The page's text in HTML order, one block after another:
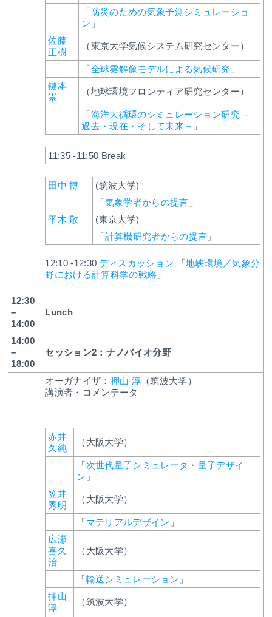
「防災のための気象予測シミュレーショ
ン 」
佐藤
正樹
（東京大学気候システム研究センター）
「全球雲解像モデルによる気候研究 」
鍵本
崇
（地球環境フロンティア研究センター）
「海洋大循環のシミュレーション研究 －
過去・現在・そして未来－ 」
11:35 -11:50 Break
田中 博
(筑波大学)
「気象学者からの提言 」
平木 敬
(東京大学)
「計算機研究者からの提言 」
12:10 -12:30 ディスカッション 「地峡環境／気象分
野における計算科学の戦略 」
12:30
–
14:00
Lunch
14:00
–
18:00
セッション2：ナノバイオ分野
オーガナイザ： 押山 淳 （筑波大学）
講演者・コメンテータ
赤井
久純
（大阪大学）
「次世代量子シミュレータ・量子デザイ
ン 」
笠井
秀明
（大阪大学）
「マテリアルデザイン 」
広瀬
喜久
治
（大阪大学）
「輸送シミュレーション 」
押山
淳
（筑波大学）